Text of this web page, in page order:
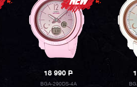
18 990P
BGA-290DS-4A